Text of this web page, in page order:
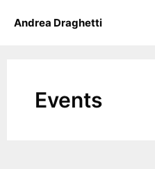
Andrea Draghetti
Events